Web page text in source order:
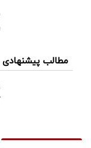
مطالب پیشنهادی